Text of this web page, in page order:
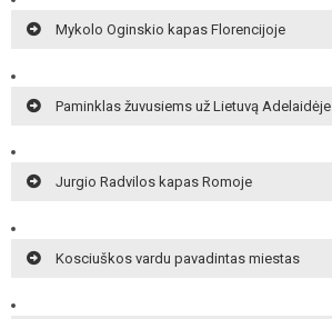
Mykolo Oginskio kapas Florencijoje
Paminklas žuvusiems už Lietuvą Adelaidėje
Jurgio Radvilos kapas Romoje
Kosciuškos vardu pavadintas miestas